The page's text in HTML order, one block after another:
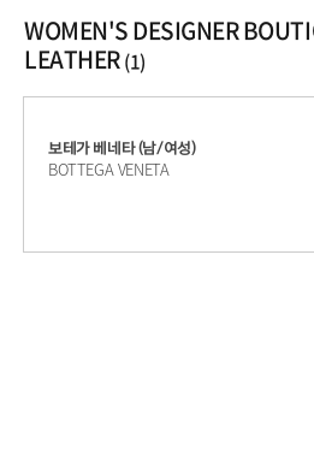
WOMEN'S DESIGNER
LEATHER(1)
보테가 베네타 (남/여성)
BOTTEGA VENETA